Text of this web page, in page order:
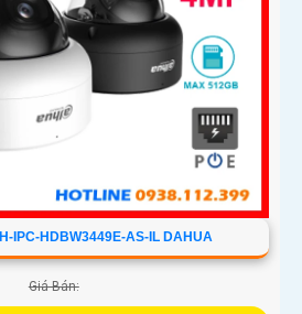
IPC-HDBW3449E-AS-IL DAHUA
Giá Bán: